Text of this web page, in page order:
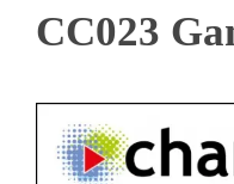
CC023